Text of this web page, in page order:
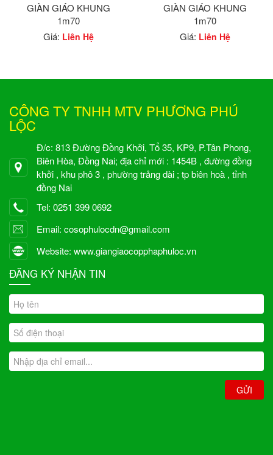
GIÀN GIÁO KHUNG
1m70
Giá: Liên Hệ
GIÀN GIÁO KHUNG
1m70
Giá: Liên Hệ
CÔNG TY TNHH MTV PHƯƠNG PHÚ
LỘC
Đ/c: 813 Đường Đồng Khởi, Tổ 35, KP9, P.Tân Phong,
Biên Hòa, Đồng Nai; địa chỉ mới : 1454B , đường đồng
khởi , khu phô 3 , phường trảng dài ; tp biên hoà , tỉnh
đồng Nai
Tel: 0251 399 0692
Email: cosophulocdn@gmail.com
Website: www.giangiaocopphaphuloc.vn
ĐĂNG KÝ NHẬN TIN
GỬI